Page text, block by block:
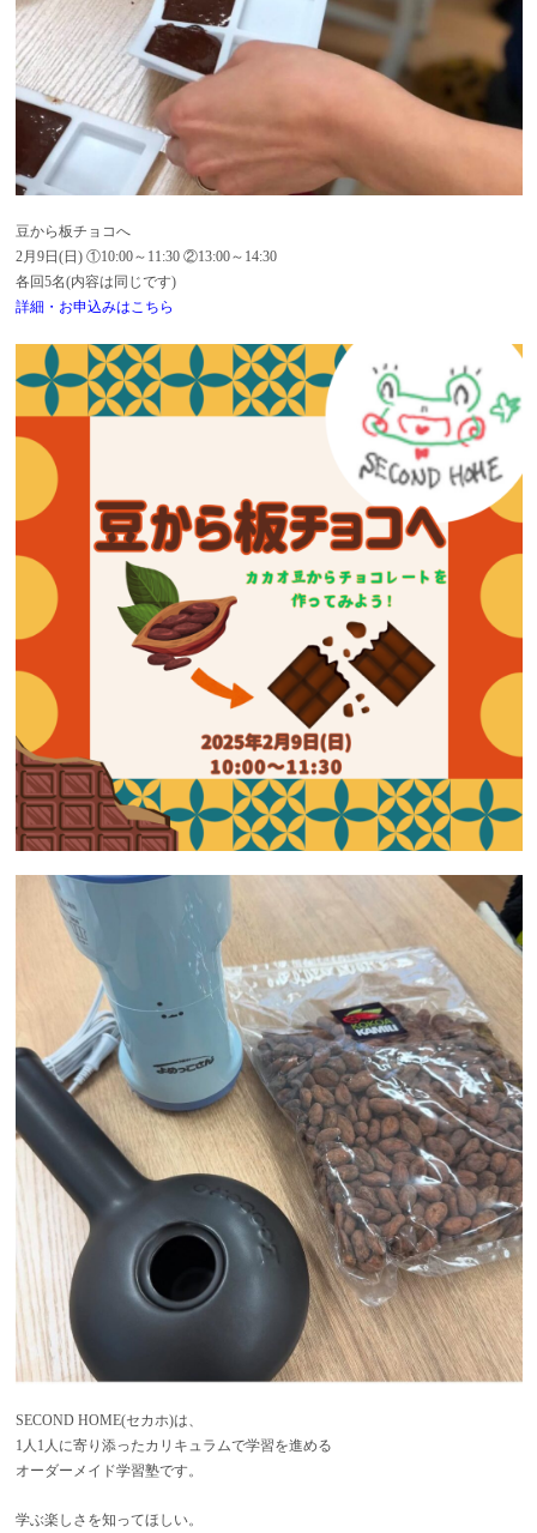
豆から板チョコへ
2月9日(日) ①10:00～11:30 ②13:00～14:30
各回5名(内容は同じです)
詳細・お申込みはこちら
SECOND HOME(セカホ)は、
1人1人に寄り添ったカリキュラムで学習を進める
オーダーメイド学習塾です。
学ぶ楽しさを知ってほしい。